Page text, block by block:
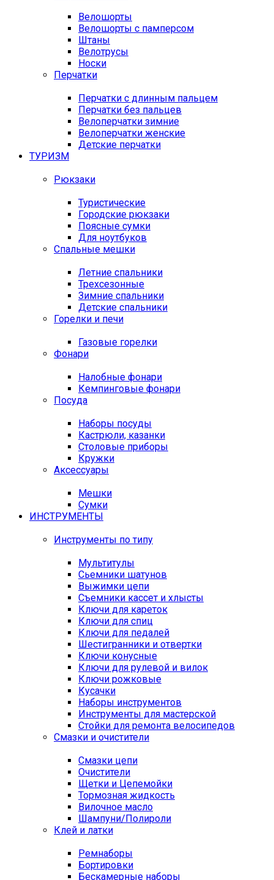
Велошорты
Велошорты с памперсом
Штаны
Велотрусы
Носки
Перчатки
Перчатки с длинным пальцем
Перчатки без пальцев
Велоперчатки зимние
Велоперчатки женские
Детские перчатки
ТУРИЗМ
Рюкзаки
Туристические
Городские рюкзаки
Поясные сумки
Для ноутбуков
Спальные мешки
Летние спальники
Трехсезонные
Зимние спальники
Детские спальники
Горелки и печи
Газовые горелки
Фонари
Налобные фонари
Кемпинговые фонари
Посуда
Наборы посуды
Кастрюли, казанки
Столовые приборы
Кружки
Аксессуары
Мешки
Сумки
ИНСТРУМЕНТЫ
Инструменты по типу
Мультитулы
Сьемники шатунов
Выжимки цепи
Съемники кассет и хлысты
Ключи для кареток
Ключи для спиц
Ключи для педалей
Шестигранники и отвертки
Ключи конусные
Ключи для рулевой и вилок
Ключи рожковые
Кусачки
Наборы инструментов
Инструменты для мастерской
Стойки для ремонта велосипедов
Смазки и очистители
Смазки цепи
Очистители
Щетки и Цепемойки
Тормозная жидкость
Вилочное масло
Шампуни/Полироли
Клей и латки
Ремнаборы
Бортировки
Бескамерные наборы